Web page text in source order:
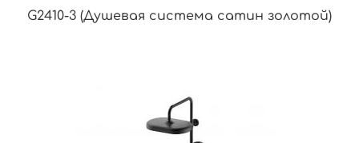
G2410-3 (Душевая система сатин золотой)